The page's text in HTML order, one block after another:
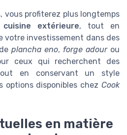
vous profiterez plus longtemps
cuisine extérieure, tout en
votre investissement dans des
plancha eno, forge adourou
ceux qui recherchent des
en conservant un style
options disponibles chez Cook
en matière